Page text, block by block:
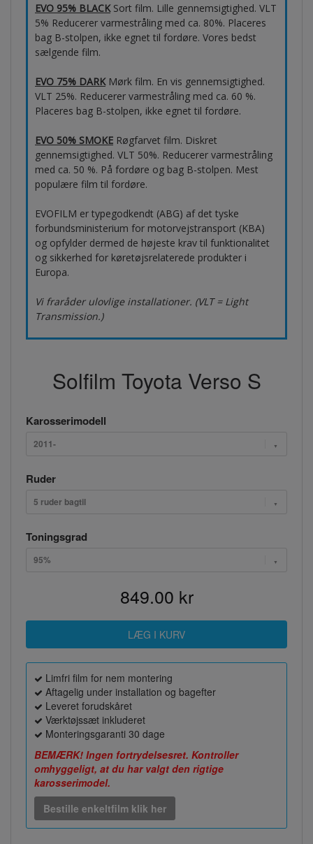
EVO 95% BLACKSort film. Lille gennemsigtighed. VLT
5% Reducerer varmestråling med ca. 80%. Placeres
bag B-stolpen, ikke egnet til fordøre. Vores bedst
sælgende film.
EVO 75% DARKMørk film. En vis gennemsigtighed.
VLT 25%. Reducerer varmestråling med ca. 60 %.
Placeres bag B-stolpen, ikke egnet til fordøre.
EVO 50% SMOKE Røgfarvet film. Diskret
gennemsigtighed. VLT 50%. Reducerer varmestråling
med ca. 50 %. På fordøre og bag B-stolpen. Mest
populære film til fordøre.
EVOFILM er typegodkendt (ABG) af det tyske
forbundsministerium for motorvejstransport (KBA)
og opfylder dermed de højeste krav til funktionalitet
og sikkerhed for køretøjsrelaterede produkter i
Europa.
Vi fraråder ulovlige installationer. (VLT = Light
Transmission.)
Solfilm Toyota Verso S
Karosserimodell
2011-
Ruder
5 ruder bagtil
Toningsgrad
95%
849.00 kr
Limfri film for nem montering
Aftagelig under installation og bagefter
Leveret forudskåret
Værktøjssæt inkluderet
Monteringsgaranti 30 dage
BEMÆRK! Ingen fortrydelsesret. Kontroller
omhyggeligt, at du har valgt den rigtige
karosserimodel.
Bestille enkeltfilm klik her